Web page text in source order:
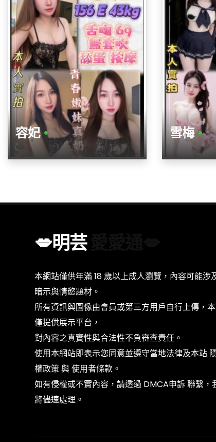
容妃•
身材
性取向
膚色
髮長
身材
照片
整形
服務
雪梅•
身材
膚色
身材
整形
服務
💋明芸
本網站僅供年滿 18 歲以上成人瀏覽，內容可能涉
暗示與情慾題材。
所有資訊與圖像由會員或第三方用戶自行上傳，
僅提供展示平台，
對內容之真實性與合法性不負審查責任。
使用本網站即表示您同意並遵守當地法律及本站
權政策與使用者條款 。
如有侵權或不實內容，請透過 DMCA申訴聯繫，
將儘速處理。